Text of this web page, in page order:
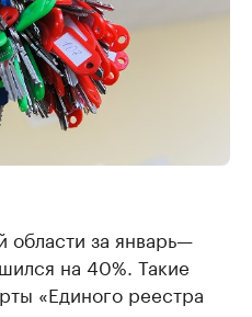
области за январь—
на 40%. Такие
«Единого реестра